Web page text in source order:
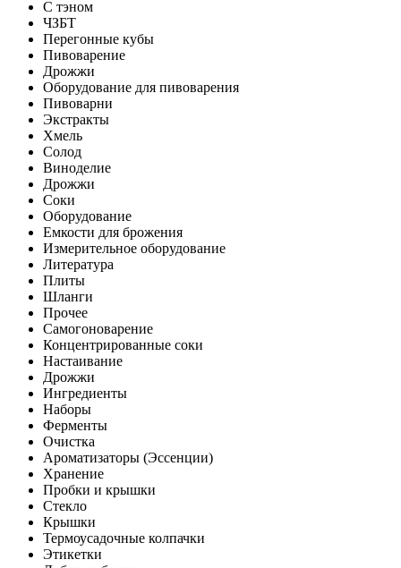
С тэном
ЧЗБТ
Перегонные кубы
Пивоварение
Дрожжи
Оборудование для пивоварения
Пивоварни
Экстракты
Хмель
Солод
Виноделие
Дрожжи
Соки
Оборудование
Емкости для брожения
Измерительное оборудование
Литература
Плиты
Шланги
Прочее
Самогоноварение
Концентрированные соки
Настаивание
Дрожжи
Ингредиенты
Наборы
Ферменты
Очистка
Ароматизаторы (Эссенции)
Хранение
Пробки и крышки
Стекло
Крышки
Термоусадочные колпачки
Этикетки